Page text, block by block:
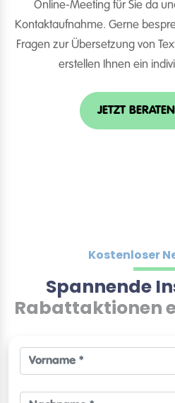
Online-Meeting für Sie da
Kontaktaufnahme. Gerne
Fragen zur Übersetzung von
erstellen Ihnen ein
JETZT
Kostenloser
Spannende
Rabattaktionen